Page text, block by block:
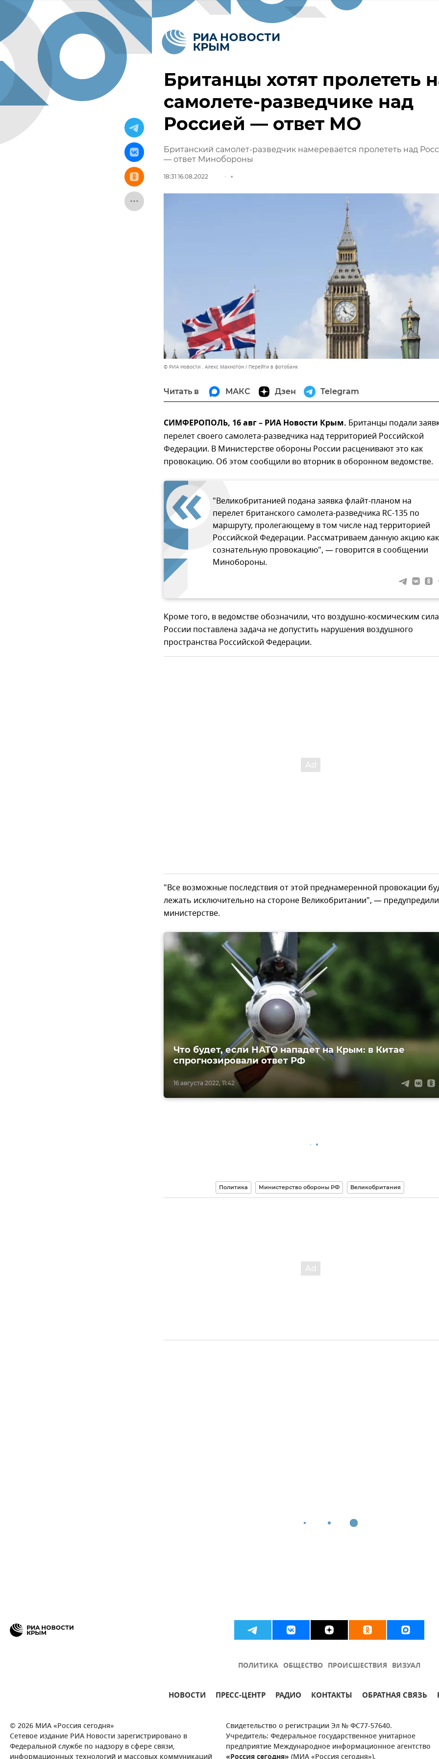
Британцы хотят пролететь
самолете-разведчике над
Россией — ответ МО
Британский самолет-разведчик намеревается пролететь над
— ответ Минобороны
18:31 16.08.2022
© РИА Новости . Алекс Макнотон Перейти в фотобанк
Читать в МАКС Дзен Telegram
СИМФЕРОПОЛЬ, 16 авг – РИА Новости Крым. Британцы подали
перелет своего самолета-разведчика над территорией Российской
Федерации. В Министерстве обороны России расценивают это как
провокацию. Об этом сообщили во вторник в оборонном ведомстве.
"Великобританией подана заявка флайт-планом на
перелет британского самолета-разведчика RC-135 по
маршруту, пролегающему в том числе над территорией
Российской Федерации. Рассматриваем данную акцию как
сознательную провокацию", — говорится в сообщении
Минобороны.
Кроме того, в ведомстве обозначили, что воздушно-космическим
России поставлена задача не допустить нарушения воздушного
пространства Российской Федерации.
"Все возможные последствия от этой преднамеренной провокации
лежать исключительно на стороне Великобритании", —
министерстве.
16 августа 2022, 11:42
Что будет, если НАТО нападет на Крым: в Китае
спрогнозировали ответ РФ
Политика Министерство обороны РФ Великобритания
ПОЛИТИКА ОБЩЕСТВО ПРОИСШЕСТВИЯ ВИЗУАЛ
НОВОСТИ ПРЕСС-ЦЕНТР РАДИО КОНТАКТЫ ОБРАТНАЯ СВЯЗЬ
© 2026 МИА «Россия сегодня»
Сетевое издание РИА Новости зарегистрировано в
Федеральной службе по надзору в сфере связи,
Свидетельство о регистрации Эл № ФС77-57640.
Учредитель: Федеральное государственное унитарное
предприятие Международное информационное агентство